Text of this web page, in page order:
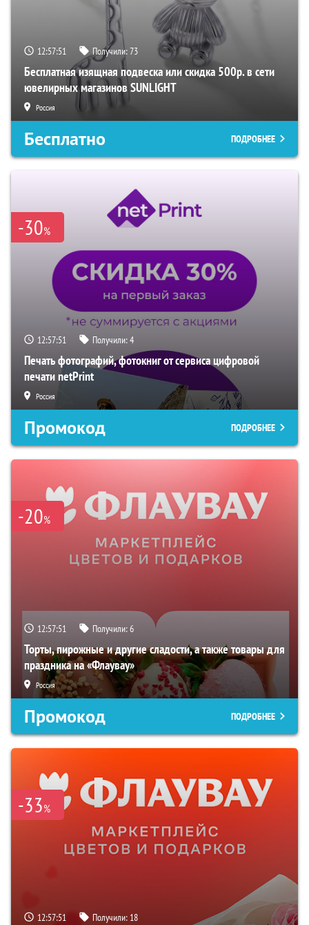
12:57:50 Получили:73
Бесплатная изящная подвеска или скидка 500р. в сети
ювелирных магазинов SUNLIGHT
Россия
Бесплатно ПОДРОБНЕЕ
-30%
12:57:50 Получили:4
Печать фотографий, фотокниг от сервиса цифровой
печати netPrint
Россия
Промокод ПОДРОБНЕЕ
-20%
12:57:50 Получили:6
Торты, пирожные и другие сладости, а также товары для
праздника на «Флаувау»
Россия
Промокод ПОДРОБНЕЕ
-33%
12:57:50 Получили: 18